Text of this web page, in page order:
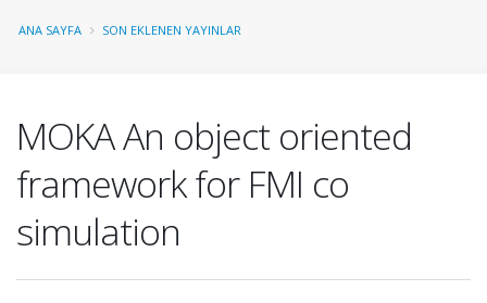
ANA SAYFA SON EKLENEN YAYINLAR
MOKA An object oriented
framework for FMI co
simulation